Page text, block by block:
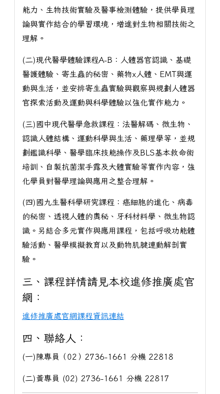
能力、生物技術實驗及醫事檢測體驗，提供學員理
論與實作結合的學習環境，增進對生物相關技術之
理解。
(二)現代醫學體驗課程A-B：人體器官認識、基礎
醫護體驗、寄生蟲的秘密、藥物x人體、EMT與運
動與生活，並安排寄生蟲實驗與觀察與規劃人體器
官探索活動及運動與科學體驗以強化實作能力。
(三)國中現代醫學急救課程：法醫解碼、微生物、
認識人體結構、運動科學與生活、藥理學等，並規
劃鑑識科學、醫學臨床技能操作及BLS基本救命術
培訓、自製抗菌潔手露及大體實驗等實作內容，強
化學員對醫學理論與應用之整合理解。
(四)國九生醫科學研究課程：癌細胞的進化、病毒
的秘密、透視人體的奧秘、牙科材料學、微生物認
識。另結合多元實作與應用課程，包括呼吸功能體
驗活動、醫學模擬教育以及動物肌腱連動解剖實
驗。
三、課程詳情請見本校進修推廣處官
網：
進修推廣處官網課程資訊連結
四、聯絡人：
(一)陳專員（02）2736-1661 分機 22818
(二)黃專員 (02) 2736-1661 分機 22817